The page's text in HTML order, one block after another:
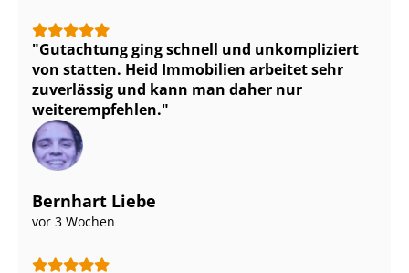
Gutachtung ging schnell und unkompliziert
von statten. Heid Immobilien arbeitet sehr
zuverlässig und kann man daher nur
weiterempfehlen.
Bernhart Liebe
vor 3 Wochen